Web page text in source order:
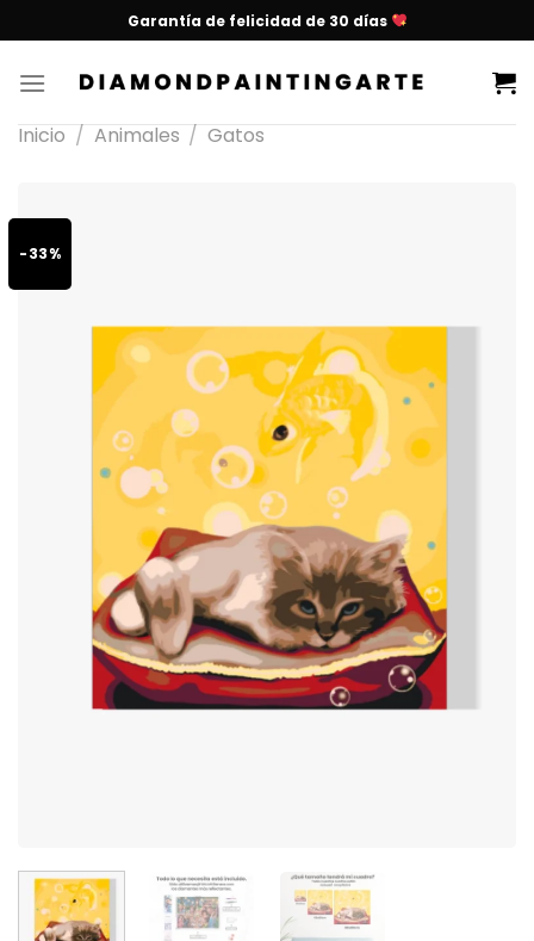
Garantía de felicidad de 30 días
Inicio / Animales / Gatos
-33%